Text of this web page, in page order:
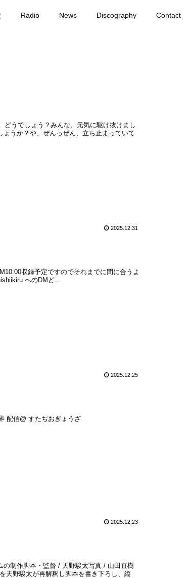
Radio News Discography Contact
どうでしょう？みんな、元気に駆け抜けまし
うか？や、ぜんっぜん、立ち止まっていて
2025.12.31
収録予定ですのでそれまでに間に合うよ
へのDMど...
2025.12.25
配信@ すたぢおぎょうざ
2025.12.23
制作脚本・監督 / 天野駿太写真 / 山田直樹
天野駿太が再解釈し脚本を書き下ろし、縦